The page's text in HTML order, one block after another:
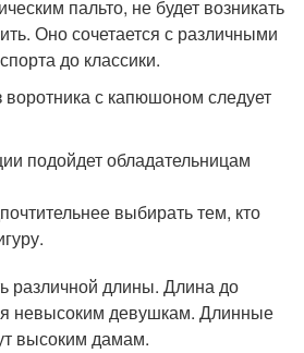
пальто, не будет возникать
Оно сочетается с различными
до классики.
с капюшоном следует
подойдет обладательницам
выбирать тем, кто
различной длины. Длина до
невысоким девушкам. Длинные
высоким дамам.